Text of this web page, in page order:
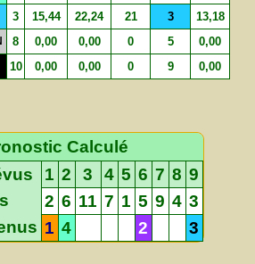
3 15,44 22,24 21 3 13,18
8 0,00 0,00 0 5 0,00
10 0,00 0,00 0 9 0,00
Calculé
1 2 3 4 5 6 7 8 9
2 6 11 7 1 5 9 4 3
1 4 2 3